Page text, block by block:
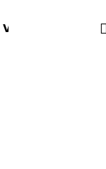
VONNÉ HMLY